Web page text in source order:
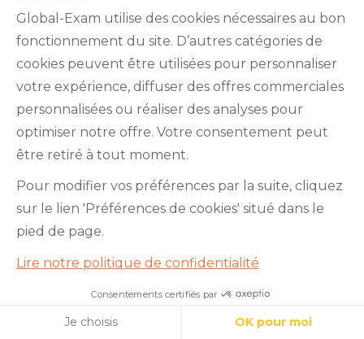
Améliorez votre niveau en langues !
Facebook Twitter LinkedIn
TOEIC®, du Bulats (Linguaskill), du TOEFL IBT®, du
BRIGHT English, de l’IELTS, du TOEFL ITP®, des
Global-Exam utilise des cookies nécessaires au bon
fonctionnement du site. D’autres catégories de
cookies peuvent être utilisées pour personnaliser
votre expérience, diffuser des offres commerciales
personnalisées ou réaliser des analyses pour
optimiser notre offre. Votre consentement peut
être retiré à tout moment.
Pour modifier vos préférences par la suite, cliquez
sur le lien 'Préférences de cookies' situé dans le
pied de page.
Lire notre politique de confidentialité
Consentements certifiés par
Je choisis OK pour moi
Cookies